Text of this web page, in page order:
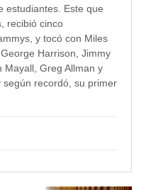
estudiantes. Este que
recibió cinco
y tocó con Miles
Harrison, Jimmy
Mayall, Greg Allman y
recordó, su primer